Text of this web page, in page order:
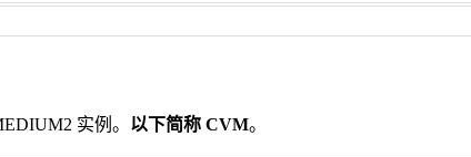
实例。 以下简称 CVM。